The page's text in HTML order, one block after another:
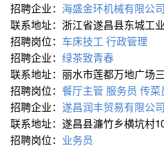
招聘企业： 海盛金环机械有限公司
联系地址：浙江省遂昌县东城工
招聘岗位： 车床技工 行政管理
招聘企业： 绿茶致青春
联系地址：丽水市莲都万地广场
招聘岗位： 餐厅主管 服务员 传菜
招聘企业： 遂昌润丰贸易有限公司
联系地址：遂昌县濂竹乡横坑村
招聘岗位： 业务员